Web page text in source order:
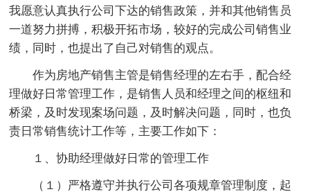
我愿意认真执行公司下达的销售政策，并和其他销售员
一道努力拼搏，积极开拓市场，较好的完成公司销售业
绩，同时，也提出了自己对销售的观点。
作为房地产销售主管是销售经理的左右手，配合经
理做好日常管理工作，是销售人员和经理之间的枢纽和
桥梁，及时发现案场问题，及时解决问题，同时，也负
责日常销售统计工作等，主要工作如下：
１、协助经理做好日常的管理工作
（１）严格遵守并执行公司各项规章管理制度，起